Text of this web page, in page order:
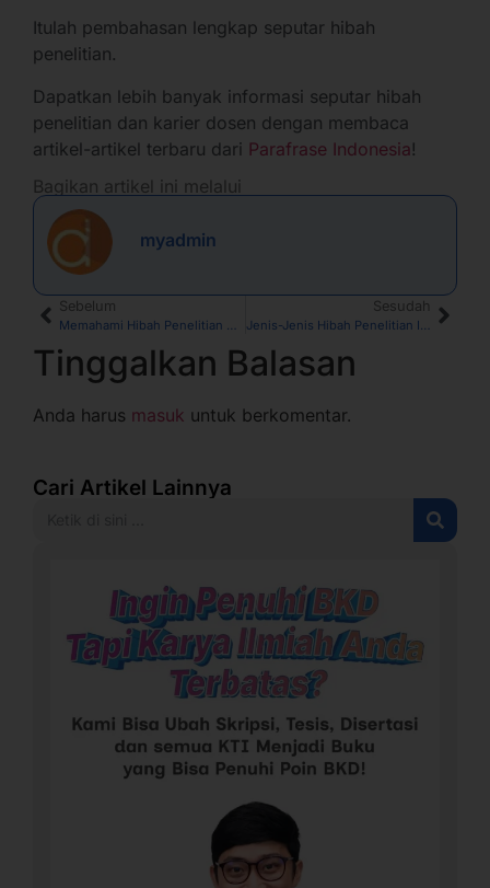
Itulah pembahasan lengkap seputar hibah
penelitian.
Dapatkan lebih banyak informasi seputar hibah
penelitian dan karier dosen dengan membaca
artikel-artikel terbaru dari Parafrase Indonesia!
Bagikan artikel ini melalui
myadmin
Sebelum
Memahami Hibah Penelitian dalam Dunia Akademik
Sesudah
Jenis-Jenis Hibah Penelitian Ilmiah
Tinggalkan Balasan
Anda harus masuk untuk berkomentar.
Cari Artikel Lainnya